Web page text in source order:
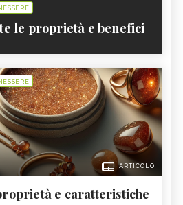
le proprietà e benefici
ARTICOLO
e caratteristiche